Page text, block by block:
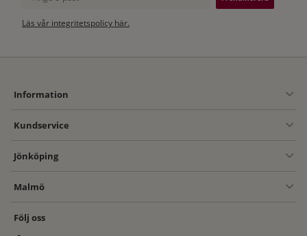
Läs vår integritetspolicy här.
Information
Kundservice
Jönköping
Malmö
Följ oss